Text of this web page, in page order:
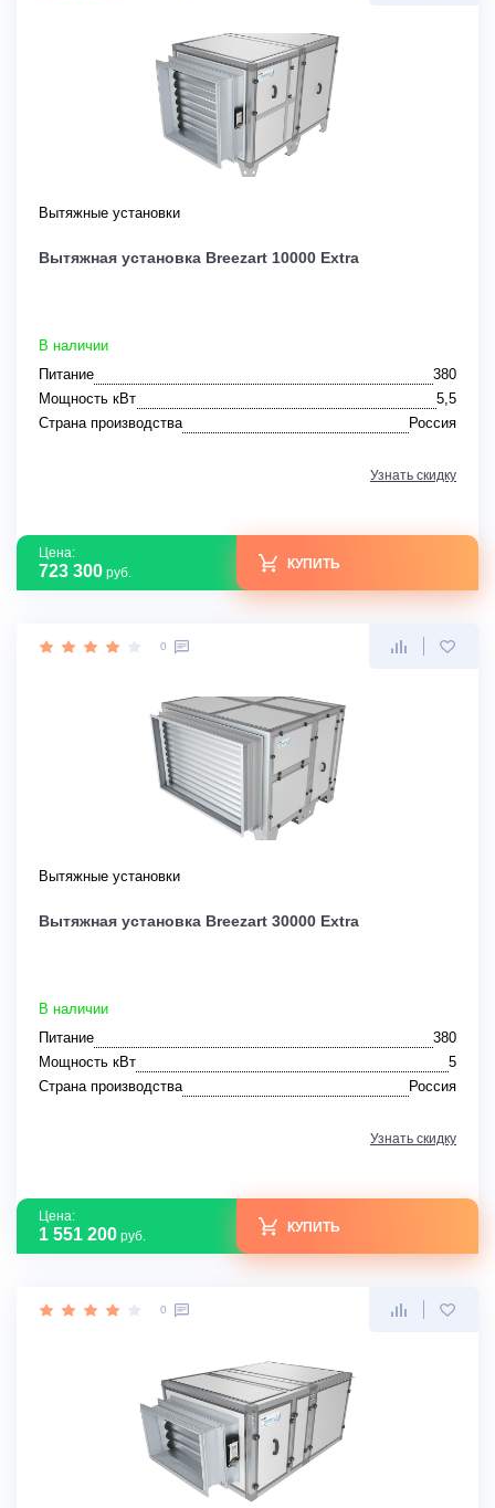
Вытяжные установки
Вытяжная установка Breezart 10000 Extra
В наличии
Питание
380
Мощность кВт
5,5
Страна производства
Россия
Узнать скидку
Цена:
723 300 руб.
КУПИТЬ
0
Вытяжные установки
Вытяжная установка Breezart 30000 Extra
В наличии
Питание
380
Мощность кВт
5
Страна производства
Россия
Узнать скидку
Цена:
1 551 200 руб.
КУПИТЬ
0